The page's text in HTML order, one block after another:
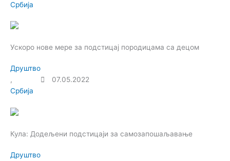
Србија
Ускоро нове мере за подстицај породицама са децом
Друштво
,
Србија
07.05.2022
Кула: Додељени подстицаји за самозапошаљавање
Друштво